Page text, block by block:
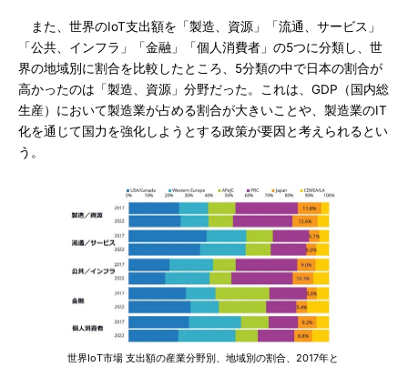
また、世界のIoT支出額を「製造、資源」「流通、サービス」
「公共、インフラ」「金融」「個人消費者」の5つに分類し、世
界の地域別に割合を比較したところ、5分類の中で日本の割合が
高かったのは「製造、資源」分野だった。これは、GDP（国内総
生産）において製造業が占める割合が大きいことや、製造業のIT
化を通じて国力を強化しようとする政策が要因と考えられるとい
う。
世界IoT市場 支出額の産業分野別、地域別の割合、2017年と